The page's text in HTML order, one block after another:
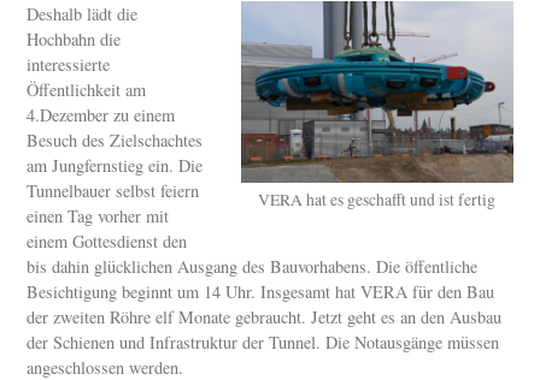
VERA hat es geschafft und ist fertig
Deshalb lädt die
Hochbahn die
interessierte
Öffentlichkeit am
4.Dezember zu einem
Besuch des Zielschachtes
am Jungfernstieg ein. Die
Tunnelbauer selbst feiern
einen Tag vorher mit
einem Gottesdienst den
bis dahin glücklichen Ausgang des Bauvorhabens. Die öffentliche
Besichtigung beginnt um 14 Uhr. Insgesamt hat VERA für den Bau
der zweiten Röhre elf Monate gebraucht. Jetzt geht es an den Ausbau
der Schienen und Infrastruktur der Tunnel. Die Notausgänge müssen
angeschlossen werden.